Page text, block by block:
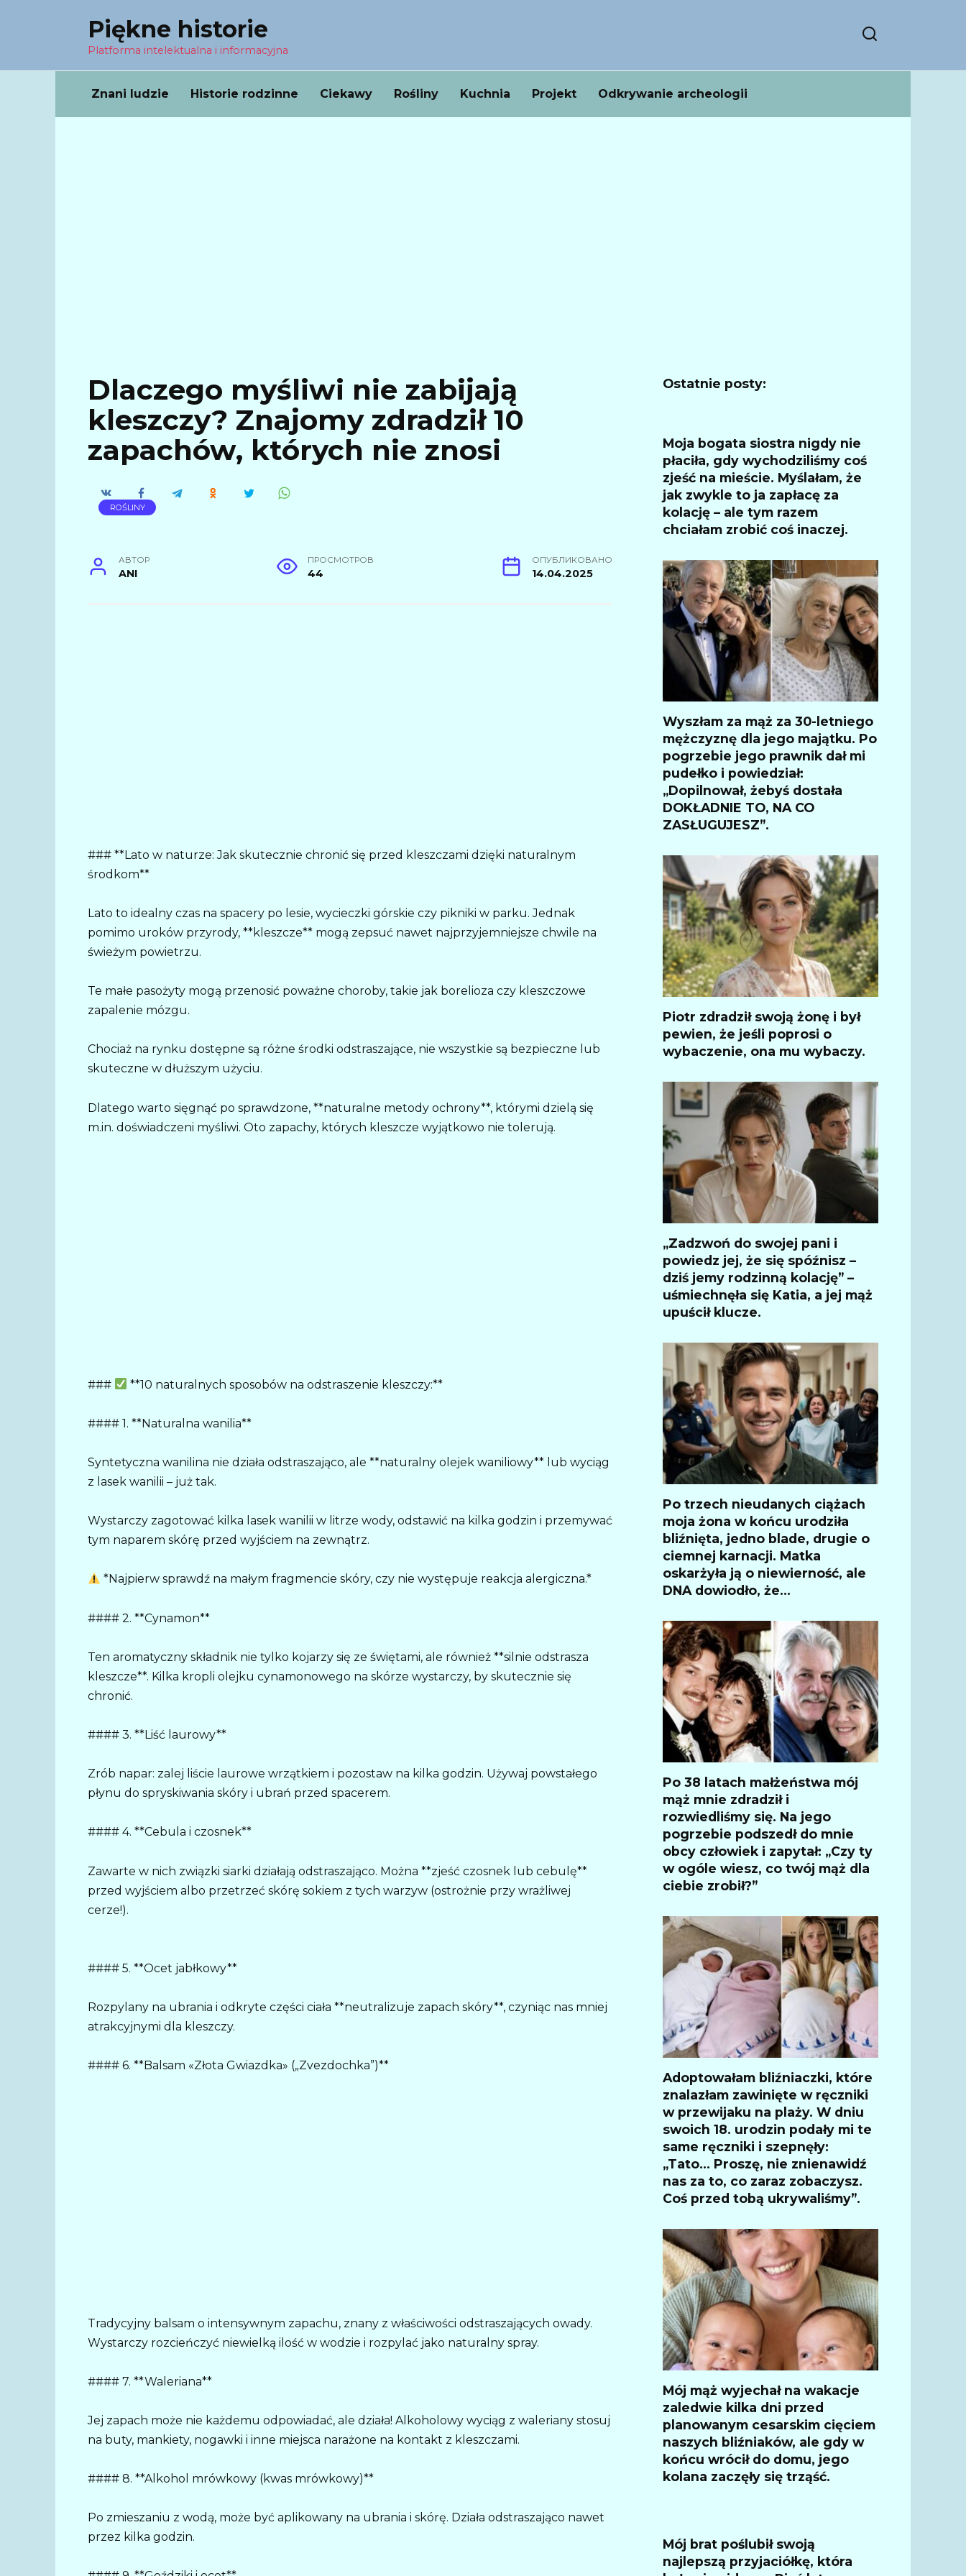
Piękne historie
Platforma intelektualna i informacyjna
Znani ludzie Historie rodzinne Ciekawy Rośliny Kuchnia Projekt Odkrywanie archeologii
Dlaczego myśliwi nie zabijają
kleszczy? Znajomy zdradził 10
zapachów, których nie znosi
ROŚLINY
АВТОР
ANI
ПРОСМОТРОВ
44
ОПУБЛИКОВАНО
14.04.2025
### **Lato w naturze: Jak skutecznie chronić się przed kleszczami dzięki naturalnym
środkom**
Lato to idealny czas na spacery po lesie, wycieczki górskie czy pikniki w parku. Jednak
pomimo uroków przyrody, **kleszcze** mogą zepsuć nawet najprzyjemniejsze chwile na
świeżym powietrzu.
Te małe pasożyty mogą przenosić poważne choroby, takie jak borelioza czy kleszczowe
zapalenie mózgu.
Chociaż na rynku dostępne są różne środki odstraszające, nie wszystkie są bezpieczne lub
skuteczne w dłuższym użyciu.
Dlatego warto sięgnąć po sprawdzone, **naturalne metody ochrony**, którymi dzielą się
m.in. doświadczeni myśliwi. Oto zapachy, których kleszcze wyjątkowo nie tolerują.
### **10 naturalnych sposobów na odstraszenie kleszczy:**
#### 1. **Naturalna wanilia**
Syntetyczna wanilina nie działa odstraszająco, ale **naturalny olejek waniliowy** lub wyciąg
z lasek wanilii – już tak.
Wystarczy zagotować kilka lasek wanilii w litrze wody, odstawić na kilka godzin i przemywać
tym naparem skórę przed wyjściem na zewnątrz.
*Najpierw sprawdź na małym fragmencie skóry, czy nie występuje reakcja alergiczna.*
#### 2. **Cynamon**
Ten aromatyczny składnik nie tylko kojarzy się ze świętami, ale również **silnie odstrasza
kleszcze**. Kilka kropli olejku cynamonowego na skórze wystarczy, by skutecznie się
chronić.
#### 3. **Liść laurowy**
Zrób napar: zalej liście laurowe wrzątkiem i pozostaw na kilka godzin. Używaj powstałego
płynu do spryskiwania skóry i ubrań przed spacerem.
#### 4. **Cebula i czosnek**
Zawarte w nich związki siarki działają odstraszająco. Można **zjeść czosnek lub cebulę**
przed wyjściem albo przetrzeć skórę sokiem z tych warzyw (ostrożnie przy wrażliwej
cerze!).
#### 5. **Ocet jabłkowy**
Rozpylany na ubrania i odkryte części ciała **neutralizuje zapach skóry**, czyniąc nas mniej
atrakcyjnymi dla kleszczy.
#### 6. **Balsam «Złota Gwiazdka» („Zvezdochka”)**
Tradycyjny balsam o intensywnym zapachu, znany z właściwości odstraszających owady.
Wystarczy rozcieńczyć niewielką ilość w wodzie i rozpylać jako naturalny spray.
#### 7. **Waleriana**
Jej zapach może nie każdemu odpowiadać, ale działa! Alkoholowy wyciąg z waleriany stosuj
na buty, mankiety, nogawki i inne miejsca narażone na kontakt z kleszczami.
#### 8. **Alkohol mrówkowy (kwas mrówkowy)**
Po zmieszaniu z wodą, może być aplikowany na ubrania i skórę. Działa odstraszająco nawet
przez kilka godzin.
Ostatnie posty:
Moja bogata siostra nigdy nie
płaciła, gdy wychodziliśmy coś
zjeść na mieście. Myślałam, że
jak zwykle to ja zapłacę za
kolację – ale tym razem
chciałam zrobić coś inaczej.
Wyszłam za mąż za 30-letniego
mężczyznę dla jego majątku. Po
pogrzebie jego prawnik dał mi
pudełko i powiedział:
„Dopilnował, żebyś dostała
DOKŁADNIE TO, NA CO
ZASŁUGUJESZ”.
Piotr zdradził swoją żonę i był
pewien, że jeśli poprosi o
wybaczenie, ona mu wybaczy.
„Zadzwoń do swojej pani i
powiedz jej, że się spóźnisz –
dziś jemy rodzinną kolację” –
uśmiechnęła się Katia, a jej mąż
upuścił klucze.
Po trzech nieudanych ciążach
moja żona w końcu urodziła
bliźnięta, jedno blade, drugie o
ciemnej karnacji. Matka
oskarżyła ją o niewierność, ale
DNA dowiodło, że…
Po 38 latach małżeństwa mój
mąż mnie zdradził i
rozwiedliśmy się. Na jego
pogrzebie podszedł do mnie
obcy człowiek i zapytał: „Czy ty
w ogóle wiesz, co twój mąż dla
ciebie zrobił?”
Adoptowałam bliźniaczki, które
znalazłam zawinięte w ręczniki
w przewijaku na plaży. W dniu
swoich 18. urodzin podały mi te
same ręczniki i szepnęły:
„Tato… Proszę, nie znienawidź
nas za to, co zaraz zobaczysz.
Coś przed tobą ukrywaliśmy”.
Mój mąż wyjechał na wakacje
zaledwie kilka dni przed
planowanym cesarskim cięciem
naszych bliźniaków, ale gdy w
końcu wrócił do domu, jego
kolana zaczęły się trząść.
Mój brat poślubił swoją
najlepszą przyjaciółkę, która